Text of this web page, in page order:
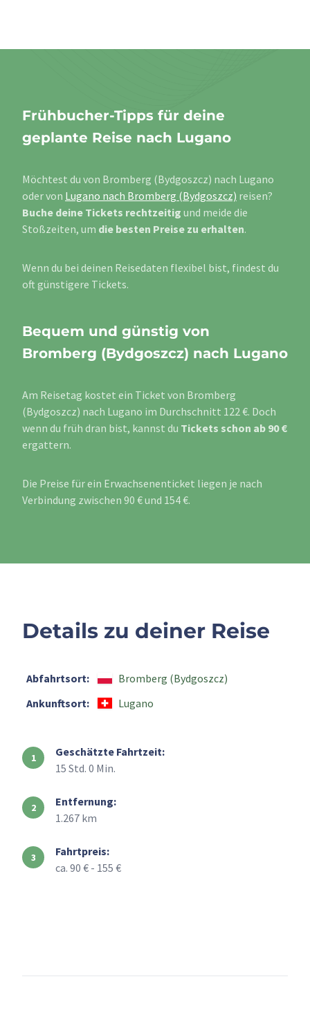
Frühbucher-Tipps für deine
geplante Reise nach Lugano
Möchtest du von Bromberg (Bydgoszcz) nach Lugano
oder von Lugano nach Bromberg (Bydgoszcz) reisen?
Buche deine Tickets rechtzeitig und meide die
Stoßzeiten, um die besten Preise zu erhalten.
Wenn du bei deinen Reisedaten flexibel bist, findest du
oft günstigere Tickets.
Bequem und günstig von
Bromberg (Bydgoszcz) nach Lugano
Am Reisetag kostet ein Ticket von Bromberg
(Bydgoszcz) nach Lugano im Durchschnitt 122 €. Doch
wenn du früh dran bist, kannst du Tickets schon ab 90 €
ergattern.
Die Preise für ein Erwachsenenticket liegen je nach
Verbindung zwischen 90 € und 154 €.
Details zu deiner Reise
Abfahrtsort:
Bromberg (Bydgoszcz)
Ankunftsort:
Lugano
Geschätzte Fahrtzeit:
15 Std. 0 Min.
Entfernung:
1.267 km
Fahrtpreis:
ca. 90 € - 155 €